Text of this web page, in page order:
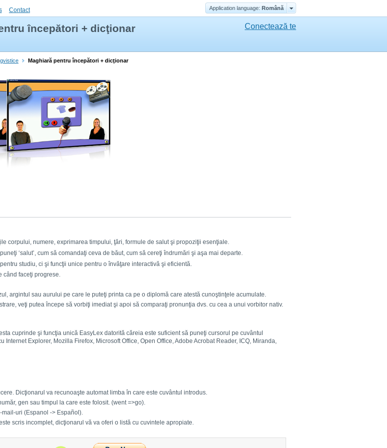
Contact Application language: Română
începători + dicţionar Conectează te
Maghiară pentru începători + dicţionar
corpului, numere, exprimarea timpului, ţări, formule de salut şi propoziţii esenţiale.
‘salut’, cum să comandaţi ceva de băut, cum să cereţi îndrumări şi aşa mai departe.
studiu, ci şi funcţii unice pentru o învăţare interactivă şi eficientă.
când faceţi progrese.
argintul sau aurului pe care le puteţi printa ca pe o diplomă care atestă cunoştinţele acumulate.
veţi putea începe să vorbiţi imediat şi apoi să comparaţi pronunţia dvs. cu cea a unui vorbitor nativ.
cuprinde şi funcţia unică EasyLex datorită căreia este suficient să puneţi cursorul pe cuvântul
Explorer, Mozilla Firefox, Microsoft Office, Open Office, Adobe Acrobat Reader, ICQ, Miranda,
Dicţionarul va recunoaşte automat limba în care este cuvântul introdus.
gen sau timpul la care este folosit. (went =>go).
uri (Espanol -> Español).
scris incomplet, dicţionarul vă va oferi o listă cu cuvintele apropiate.